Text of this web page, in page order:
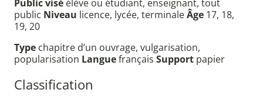
Public visé élève ou étudiant, enseignant, tout
public Niveau licence, lycée, terminaleÂge 17, 18,
19, 20
Type chapitre d’un ouvrage, vulgarisation,
popularisation Languefrançais Support papier
Classification